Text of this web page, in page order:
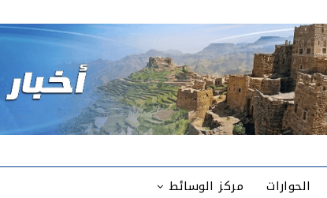
الحوارات مركز الوسائط